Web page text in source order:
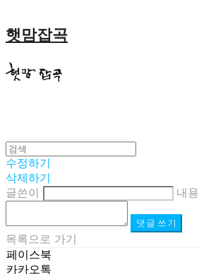
햇맘잡곡
수정하기
삭제하기
글쓴이
내용
댓글 쓰기
목록으로 가기
페이스북
카카오톡